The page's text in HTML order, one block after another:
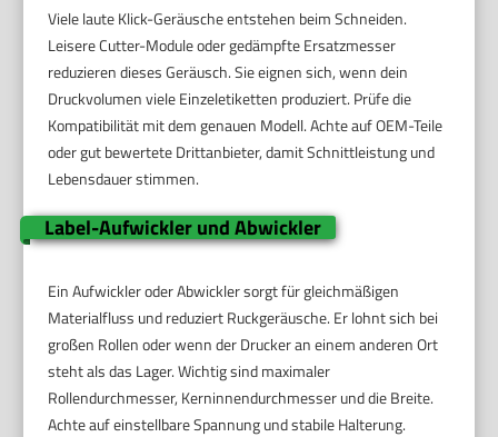
Viele laute Klick-Geräusche entstehen beim Schneiden.
Leisere Cutter-Module oder gedämpfte Ersatzmesser
reduzieren dieses Geräusch. Sie eignen sich, wenn dein
Druckvolumen viele Einzeletiketten produziert. Prüfe die
Kompatibilität mit dem genauen Modell. Achte auf OEM-Teile
oder gut bewertete Drittanbieter, damit Schnittleistung und
Lebensdauer stimmen.
Label-Aufwickler und Abwickler
Ein Aufwickler oder Abwickler sorgt für gleichmäßigen
Materialfluss und reduziert Ruckgeräusche. Er lohnt sich bei
großen Rollen oder wenn der Drucker an einem anderen Ort
steht als das Lager. Wichtig sind maximaler
Rollendurchmesser, Kerninnendurchmesser und die Breite.
Achte auf einstellbare Spannung und stabile Halterung.